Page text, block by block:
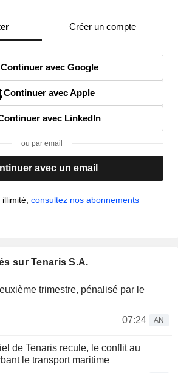
Créer un compte
Continuer avec Google
Continuer avec Apple
avec LinkedIn
ou par email
avec un email
consultez nos abonnements
sur Tenaris S.A.
trimestre, pénalisé par le
07:24
AN
de Tenaris recule, le conflit au
le transport maritime